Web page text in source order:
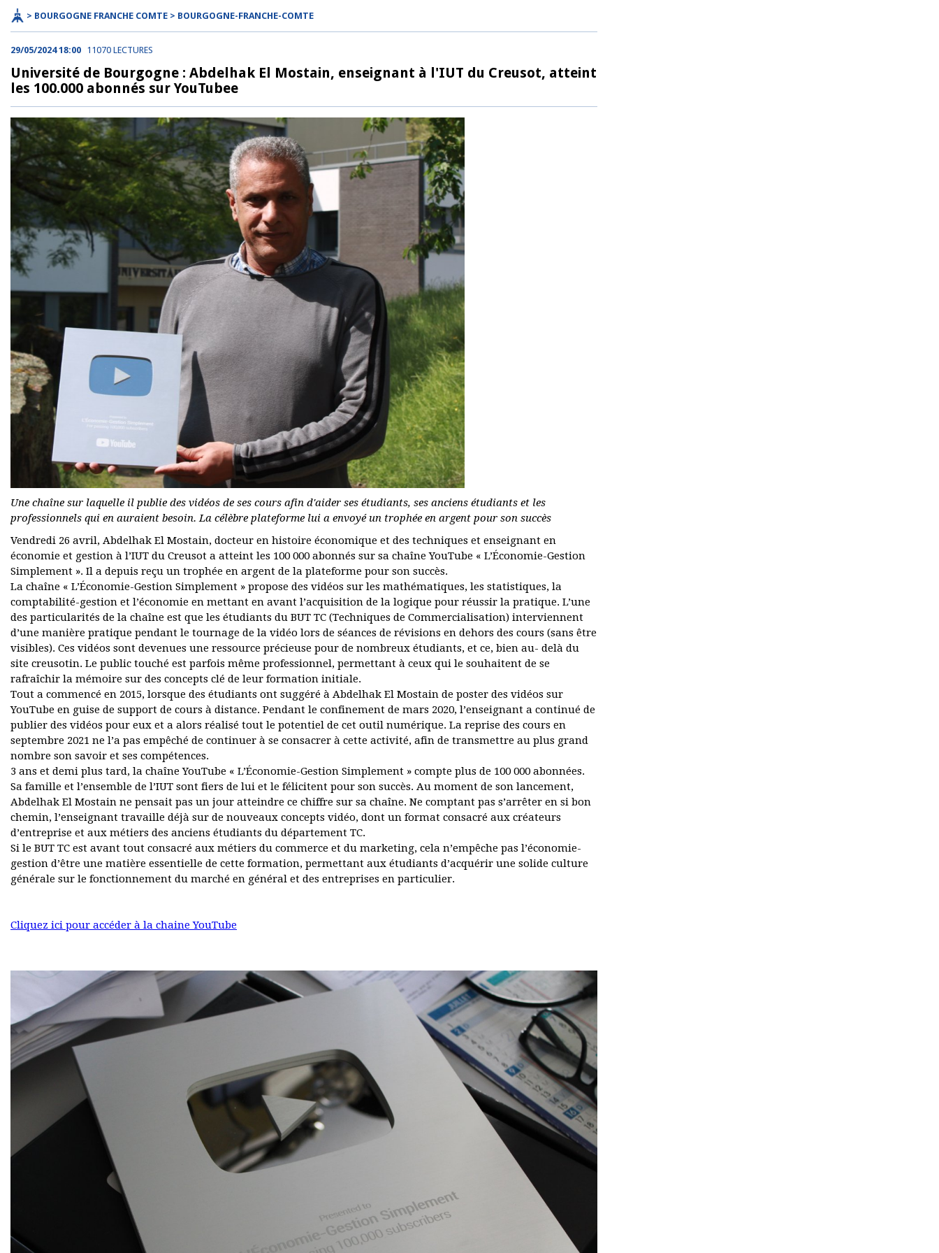
> BOURGOGNE FRANCHE COMTE > BOURGOGNE-FRANCHE-COMTE
29/05/2024 18:00 11070 LECTURES
Université de Bourgogne : Abdelhak El Mostain, enseignant à l'IUT du Creusot, atteint
les 100.000 abonnés sur YouTubee
Une chaîne sur laquelle il publie des vidéos de ses cours afin d'aider ses étudiants, ses anciens étudiants et les
professionnels qui en auraient besoin. La célèbre plateforme lui a envoyé un trophée en argent pour son succès
Vendredi 26 avril, Abdelhak El Mostain, docteur en histoire économique et des techniques et enseignant en
économie et gestion à l’IUT du Creusot a atteint les 100 000 abonnés sur sa chaîne YouTube « L’Économie-Gestion
Simplement ». Il a depuis reçu un trophée en argent de la plateforme pour son succès.
La chaîne « L’Économie-Gestion Simplement » propose des vidéos sur les mathématiques, les statistiques, la
comptabilité-gestion et l’économie en mettant en avant l’acquisition de la logique pour réussir la pratique. L’une
des particularités de la chaîne est que les étudiants du BUT TC (Techniques de Commercialisation) interviennent
d’une manière pratique pendant le tournage de la vidéo lors de séances de révisions en dehors des cours (sans être
visibles). Ces vidéos sont devenues une ressource précieuse pour de nombreux étudiants, et ce, bien au- delà du
site creusotin. Le public touché est parfois même professionnel, permettant à ceux qui le souhaitent de se
rafraîchir la mémoire sur des concepts clé de leur formation initiale.
Tout a commencé en 2015, lorsque des étudiants ont suggéré à Abdelhak El Mostain de poster des vidéos sur
YouTube en guise de support de cours à distance. Pendant le confinement de mars 2020, l’enseignant a continué de
publier des vidéos pour eux et a alors réalisé tout le potentiel de cet outil numérique. La reprise des cours en
septembre 2021 ne l’a pas empêché de continuer à se consacrer à cette activité, afin de transmettre au plus grand
nombre son savoir et ses compétences.
3 ans et demi plus tard, la chaîne YouTube « L’Économie-Gestion Simplement » compte plus de 100 000 abonnées.
Sa famille et l’ensemble de l’IUT sont fiers de lui et le félicitent pour son succès. Au moment de son lancement,
Abdelhak El Mostain ne pensait pas un jour atteindre ce chiffre sur sa chaîne. Ne comptant pas s’arrêter en si bon
chemin, l’enseignant travaille déjà sur de nouveaux concepts vidéo, dont un format consacré aux créateurs
d’entreprise et aux métiers des anciens étudiants du département TC.
Si le BUT TC est avant tout consacré aux métiers du commerce et du marketing, cela n’empêche pas l’économie-
gestion d’être une matière essentielle de cette formation, permettant aux étudiants d’acquérir une solide culture
générale sur le fonctionnement du marché en général et des entreprises en particulier.
Cliquez ici pour accéder à la chaine YouTube